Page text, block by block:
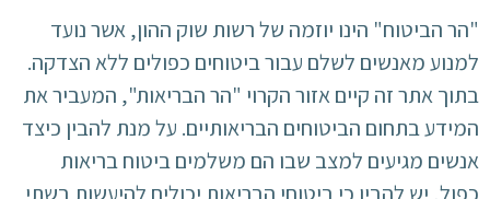
"הר הביטוח" הינו יוזמה של רשות שוק ההון, אשר נועד
למנוע מאנשים לשלם עבור ביטוחים כפולים ללא הצדקה.
בתוך אתר זה קיים אזור הקרוי "הר הבריאות", המעביר את
המידע בתחום הביטוחים הבריאותיים. על מנת להבין כיצד
אנשים מגיעים למצב שבו הם משלמים ביטוח בריאות